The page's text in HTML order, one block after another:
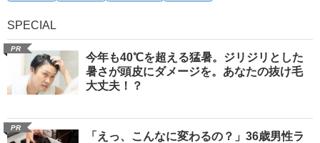
SPECIAL
PR
今年も40℃を超える猛暑。ジリジリとした
暑さが頭皮にダメージを。あなたの抜け毛
大丈夫！？
PR
「えっ、こんなに変わるの？」36歳男性ラ